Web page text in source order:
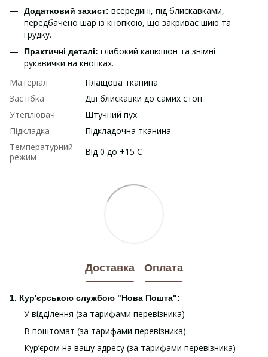
Додатковий захист: всередині, під блискавками,
передбачено шар із кнопкою, що закриває шию та
грудку.
Практичні деталі: глибокий капюшон та знімні
рукавички на кнопках.
Матеріал
Плащова тканина
Застібка
Дві блискавки до самих стоп
Утеплювач
Штучний пух
Підкладка
Підкладочна тканина
Температурний
режим
Від 0 до +15 С
Доставка Оплата
1. Кур'єрською службою "Нова Пошта":
У відділення (за тарифами перевізника)
В поштомат (за тарифами перевізника)
Кур’єром на вашу адресу (за тарифами перевізника)